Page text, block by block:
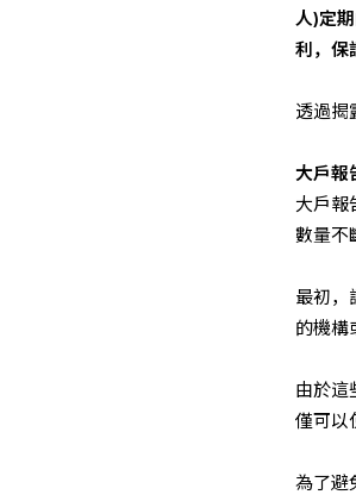
人)定
利，保
透過揭
大戶報
大戶報
數量不
最初，
的機構
由於這
僅可以
為了避